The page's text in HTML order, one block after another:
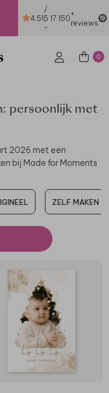
4.51
/
5
-
17.150+
reviews
0
persoonlijk met
2026 met een
bij Made for Moments
ZELF MAKEN